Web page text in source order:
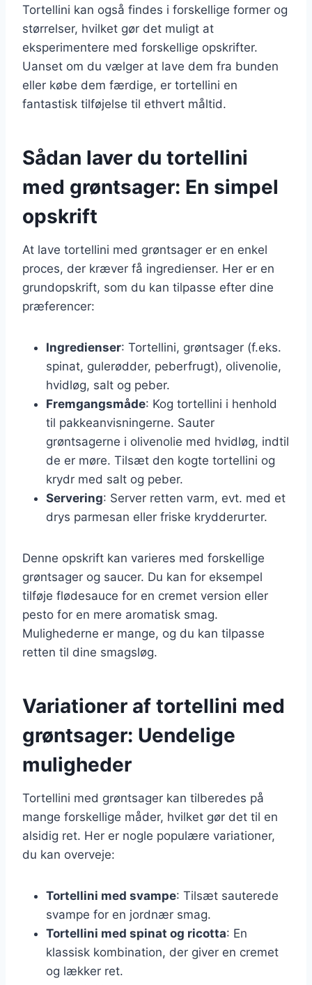
Tortellini kan også findes i forskellige former og
størrelser, hvilket gør det muligt at
eksperimentere med forskellige opskrifter.
Uanset om du vælger at lave dem fra bunden
eller købe dem færdige, er tortellini en
fantastisk tilføjelse til ethvert måltid.
Sådan laver du tortellini
med grøntsager: En simpel
opskrift
At lave tortellini med grøntsager er en enkel
proces, der kræver få ingredienser. Her er en
grundopskrift, som du kan tilpasse efter dine
præferencer:
Ingredienser: Tortellini, grøntsager (f.eks.
spinat, gulerødder, peberfrugt), olivenolie,
hvidløg, salt og peber.
Fremgangsmåde: Kog tortellini i henhold
til pakkeanvisningerne. Sauter
grøntsagerne i olivenolie med hvidløg, indtil
de er møre. Tilsæt den kogte tortellini og
krydr med salt og peber.
Servering: Server retten varm, evt. med et
drys parmesan eller friske krydderurter.
Denne opskrift kan varieres med forskellige
grøntsager og saucer. Du kan for eksempel
tilføje flødesauce for en cremet version eller
pesto for en mere aromatisk smag.
Mulighederne er mange, og du kan tilpasse
retten til dine smagsløg.
Variationer af tortellini med
grøntsager: Uendelige
muligheder
Tortellini med grøntsager kan tilberedes på
mange forskellige måder, hvilket gør det til en
alsidig ret. Her er nogle populære variationer,
du kan overveje:
Tortellini med svampe: Tilsæt sauterede
svampe for en jordnær smag.
Tortellini med spinat og ricotta: En
klassisk kombination, der giver en cremet
og lækker ret.